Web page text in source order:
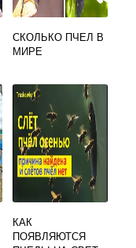
СКОЛЬКО ПЧЕЛ В
МИРЕ
КАК
ПОЯВЛЯЮТСЯ